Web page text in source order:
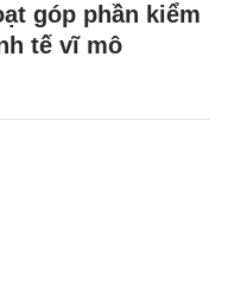
góp phần kiểm
tế vĩ mô